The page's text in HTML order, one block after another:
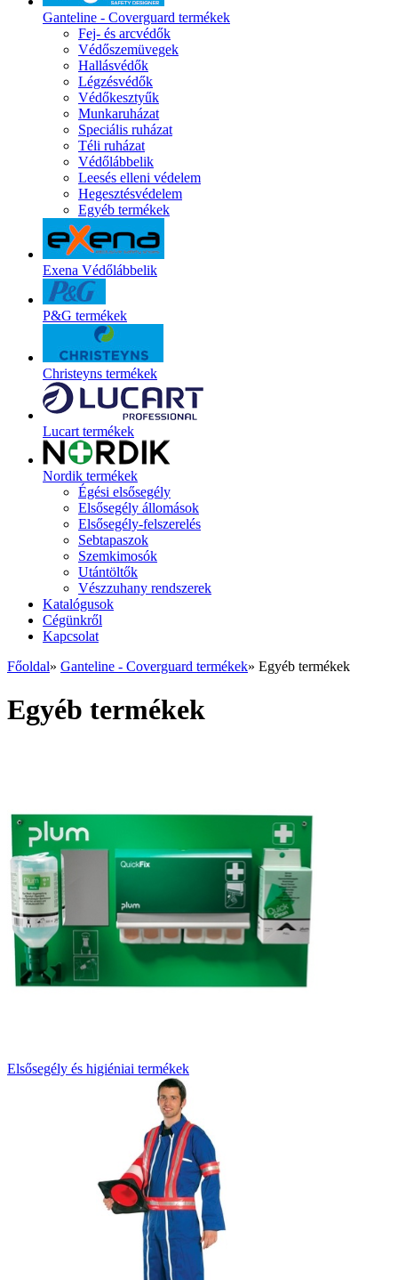
Ganteline - Coverguard termékek
Fej- és arcvédők
Védőszemüvegek
Hallásvédők
Légzésvédők
Védőkesztyűk
Munkaruházat
Speciális ruházat
Téli ruházat
Védőlábbelik
Leesés elleni védelem
Hegesztésvédelem
Egyéb termékek
Exena Védőlábbelik
P&G termékek
Christeyns termékek
Lucart termékek
Nordik termékek
Égési elsősegély
Elsősegély állomások
Elsősegély-felszerelés
Sebtapaszok
Szemkimosók
Utántöltők
Vészzuhany rendszerek
Katalógusok
Cégünkről
Kapcsolat
Főoldal» Ganteline - Coverguard termékek» Egyéb termékek
Egyéb termékek
Elsősegély és higiéniai termékek